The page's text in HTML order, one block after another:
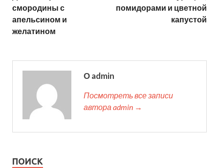
смородины с
апельсином и
желатином
помидорами и цветной
капустой
О admin
Посмотреть все записи
автора admin →
ПОИСК